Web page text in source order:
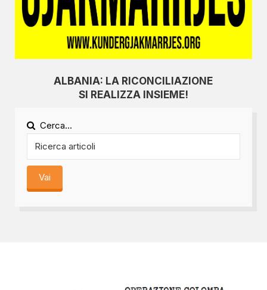
ALBANIA: LA RICONCILIAZIONE
SI REALIZZA INSIEME!
Cerca...
Vai